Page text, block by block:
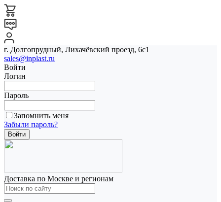
г. Долгопрудный, Лихачёвский проезд, 6с1
sales@inplast.ru
Войти
Логин
Пароль
Запомнить меня
Забыли пароль?
Доставка по Москве и регионам